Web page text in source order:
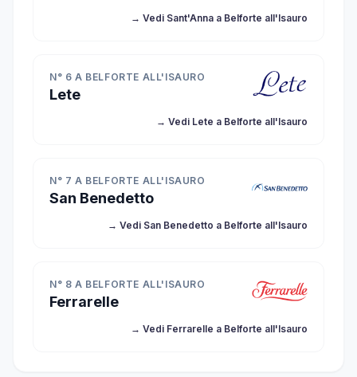
→ Vedi Sant'Anna a Belforte all'Isauro
N° 6 A BELFORTE ALL'ISAURO
Lete
→ Vedi Lete a Belforte all'Isauro
N° 7 A BELFORTE ALL'ISAURO
San Benedetto
→ Vedi San Benedetto a Belforte all'Isauro
N° 8 A BELFORTE ALL'ISAURO
Ferrarelle
→ Vedi Ferrarelle a Belforte all'Isauro